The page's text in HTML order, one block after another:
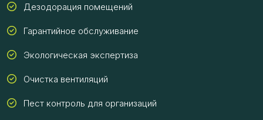
Дезодорация помещений
Гарантийное обслуживание
Экологическая экспертиза
Очистка вентиляций
Пест контроль для организаций